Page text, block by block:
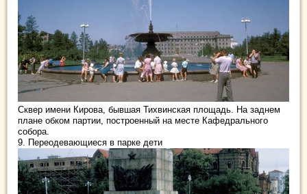
Сквер имени Кирова, бывшая Тихвинская площадь. На заднем
плане обком партии, построенный на месте Кафедрального
собора.
9. Переодевающиеся в парке дети